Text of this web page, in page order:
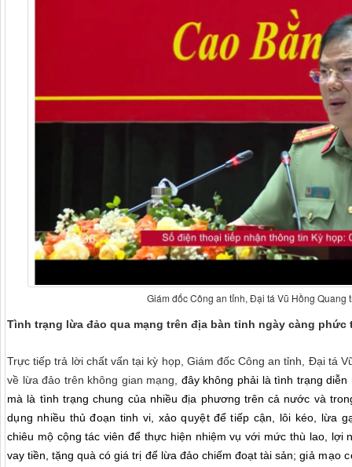
Giám đốc Công an tỉnh, Đại tá Vũ Hồng Quang
Tình trạng lừa đảo qua mạng trên địa bàn tỉnh ngày càng phức
Trực tiếp trả lời chất vấn tại kỳ họp, Giám đốc Công an tỉnh, Đại tá
về lừa đảo trên không gian mạng, đây không phải là tình trạng
mà là tình trạng chung của nhiều địa phương trên cả nước và
dụng nhiều thủ đoạn tinh vi, xảo quyệt để tiếp cận, lôi kéo, lừa
chiêu mộ cộng tác viên để thực hiện nhiệm vụ với mức thù lao, lợi
vay tiền, tặng quà có giá trị để lừa đảo chiếm đoạt tài sản;giả mạo